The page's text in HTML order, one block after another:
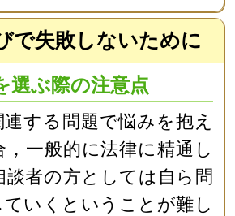
で失敗しないために
ぶ際の注意点
する問題で悩みを抱え
，一般的に法律に精通し
談者の方としては自ら問
ていくということが難し